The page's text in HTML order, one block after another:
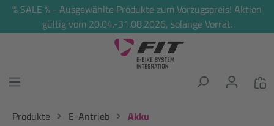
springen
% SALE % - Ausgewählte Produkte zum Vorzugspreis! Aktion
gültig vom 20.04.-31.08.2026, solange Vorrat.
Produkte E-Antrieb Akku